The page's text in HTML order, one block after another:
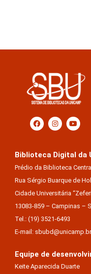
Biblioteca Digital da
Prédio da Biblioteca
Rua Sérgio Buarque de
Cidade Universitária
13083-859 – Campinas –
Tel.: (19) 3521-6493
E-mail: sbubd@unicamp.br
Equipe de
Keite Aparecida Duarte